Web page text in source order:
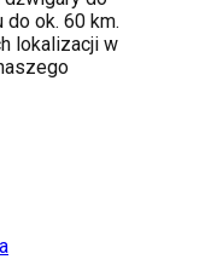
ok. 60 km.
lokalizacji w